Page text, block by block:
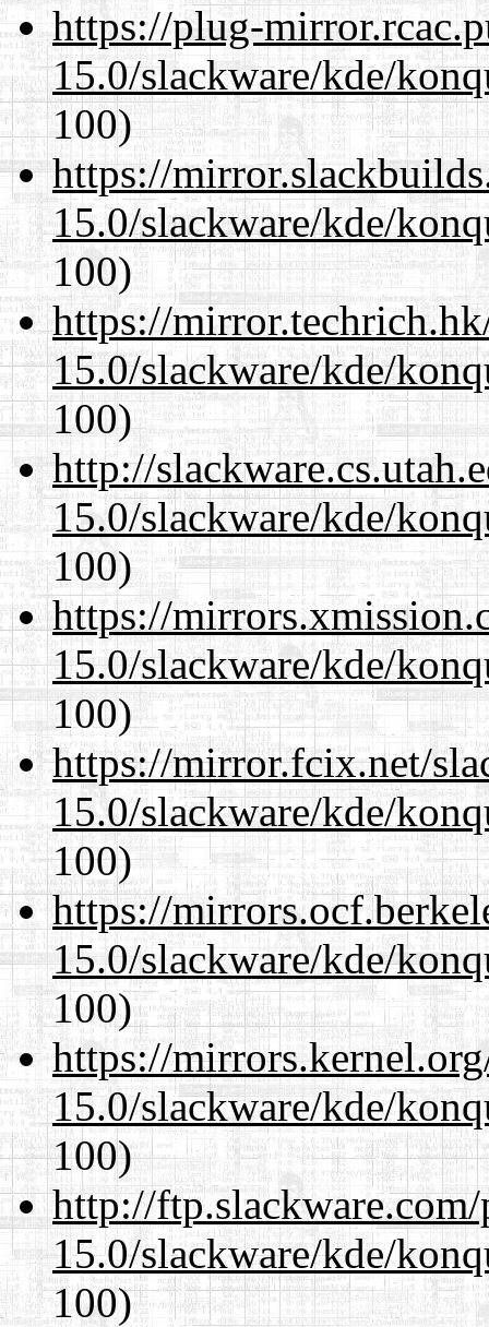
https://plug-
15.0/slackware/kde/
100)
https://
15.0/slackware/kde/
100)
https://
15.0/slackware/kde/
100)
http://
15.0/slackware/kde/
100)
https://
15.0/slackware/kde/
100)
https://mirror.fcix.net/
15.0/slackware/kde/
100)
https://
15.0/slackware/kde/
100)
https://
15.0/slackware/kde/
100)
http://
15.0/slackware/kde/
100)